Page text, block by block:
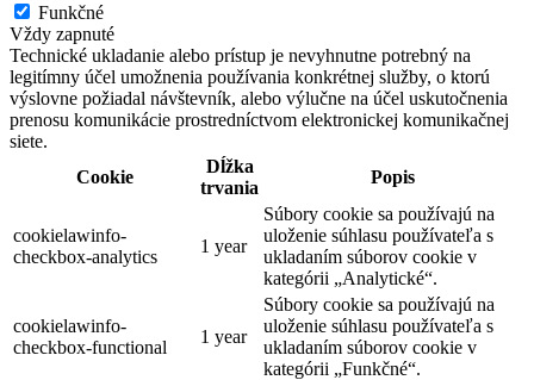
Funkčné
Vždy zapnuté
Technické ukladanie alebo prístup je nevyhnutne potrebný na
legitímny účel umožnenia používania konkrétnej služby, o ktorú
výslovne požiadal návštevník, alebo výlučne na účel uskutočnenia
prenosu komunikácie prostredníctvom elektronickej komunikačnej
siete.
Cookie
Dĺžka
trvania
Popis
cookielawinfo-
checkbox-analytics
1 year
Súbory cookie sa používajú na
uloženie súhlasu používateľa s
ukladaním súborov cookie v
kategórii „Analytické“.
cookielawinfo-
checkbox-functional
1 year
Súbory cookie sa používajú na
uloženie súhlasu používateľa s
ukladaním súborov cookie v
kategórii „Funkčné“.